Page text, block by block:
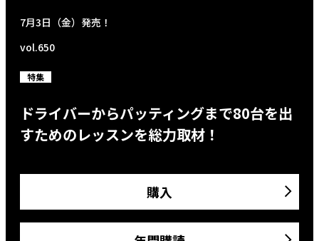
7月3日（金）発売！
vol.650
特集
ドライバーからパッティングまで80台を出
すためのレッスンを総力取材！
購入